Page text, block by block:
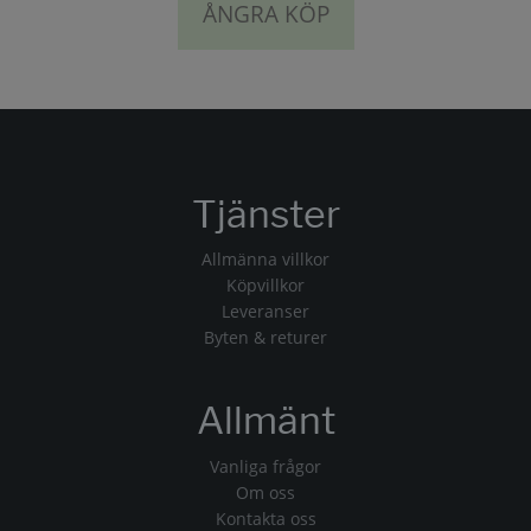
ÅNGRA KÖP
Tjänster
Allmänna villkor
Köpvillkor
Leveranser
Byten & returer
Allmänt
Vanliga frågor
Om oss
Kontakta oss